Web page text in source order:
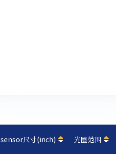
sensor尺寸(inch) 光圈范围